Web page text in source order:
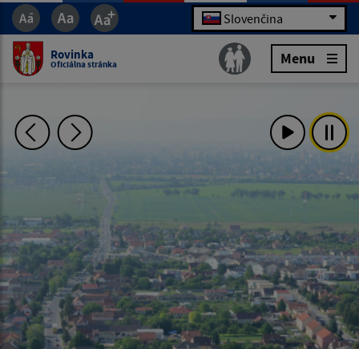
Slovenčina
Rovinka
Oficiálna stránka Menu